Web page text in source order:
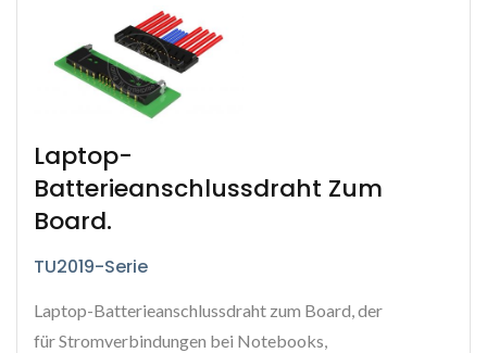
Laptop-
Batterieanschlussdraht Zum
Board.
TU2019-Serie
Laptop-Batterieanschlussdraht zum Board, der
für Stromverbindungen bei Notebooks,